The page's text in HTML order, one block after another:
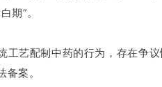
期”。
工艺配制中药的行为，存在争
案。